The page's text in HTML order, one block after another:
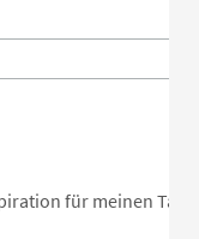
für meinen